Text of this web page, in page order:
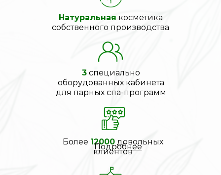
3 специально
оборудованных кабинета
для парных спа-программ
Более 12000 довольных
клиентов
Подробнее
Натуральная косметика
собственного производства